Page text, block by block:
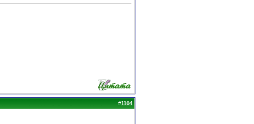
#1104